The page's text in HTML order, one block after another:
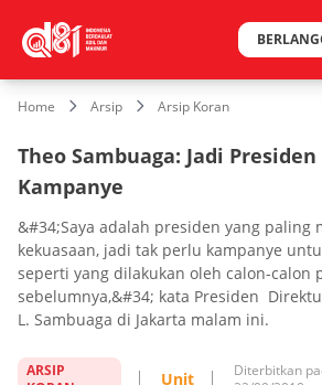
Home Arsip Arsip Koran
Theo Sambuaga: Jadi Presiden
Kampanye
&#34;Saya adalah presiden yang paling
kekuasaan, jadi tak perlu kampanye
seperti yang dilakukan oleh calon-calon
sebelumnya,&#34; kata Presiden
L. Sambuaga di Jakarta malam ini.
ARSIP
Unit
Diterbitkan